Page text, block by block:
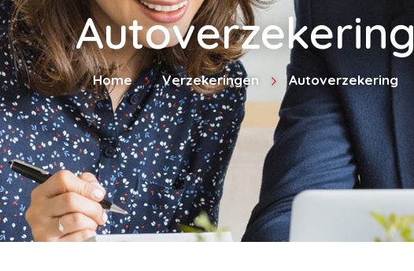
Autoverzekering
Home Verzekeringen Autoverzekering